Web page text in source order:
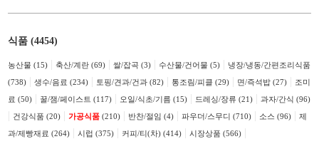
식품 (4454)
농산물 (15) | 축산/계란 (69) | 쌀/잡곡 (3) | 수산물/건어물 (5) | 냉장/냉동/간편조리식품
(738) | 생수/음료 (234) | 토핑/견과/건과 (82) | 통조림/피클 (29) | 면/즉석밥 (27) | 조미
료 (50) | 꿀/잼/페이스트 (117) | 오일/식초/기름 (15) | 드레싱/장류 (21) | 과자/간식 (96)
| 건강식품 (20) | 가공식품 (210) | 반찬/절임 (4) | 파우더/스무디 (710) | 소스 (96) | 제
과/제빵재료 (264) | 시럽 (375) | 커피/티(차) (414) | 시장상품 (566) |